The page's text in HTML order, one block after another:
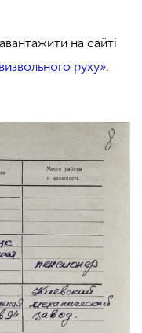
на сайті
руху».